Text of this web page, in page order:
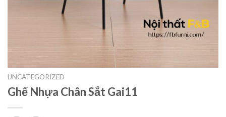
UNCATEGORIZED
Ghế Nhựa Chân Sắt Gai11